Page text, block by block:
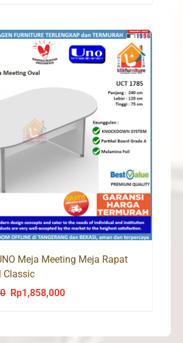
Rp10,796,000.Rp6,477,000.
Meja Meeting Meja Rapat
Classic
Original
Rp1,858,000Current